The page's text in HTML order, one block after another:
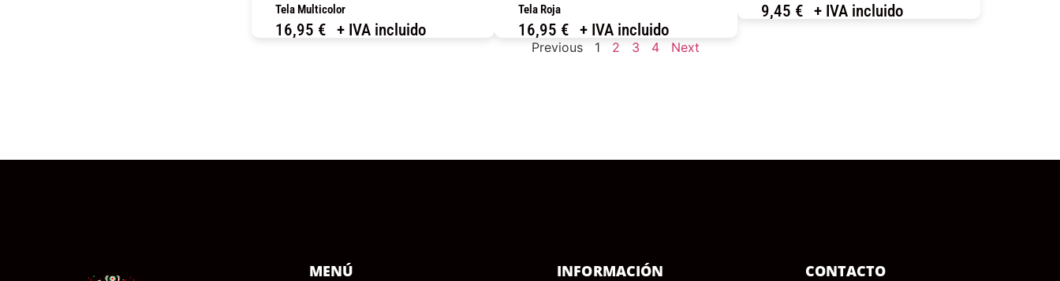
Tela Multicolor
16,95 € + IVA incluido
Tela Roja
16,95 € + IVA incluido
COMPRAR
9,45 € + IVA incluido
Previous 1 2 3 4 Next
MENÚ INFORMACIÓN CONTACTO